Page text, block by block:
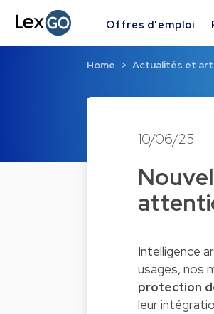
Offres d'emploi
Home Actualités et
10/06/25
Intelligence
usages, nos
protection
leur